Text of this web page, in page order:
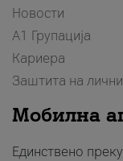
Новости
А1 Групација
Кариера
Заштита на
Мобилна
Единствено